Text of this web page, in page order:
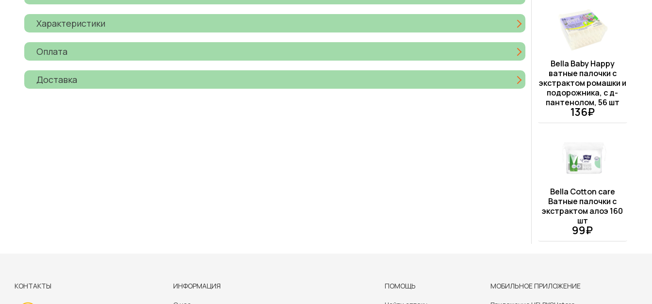
Характеристики
Оплата
Доставка
Bella Baby Happy
ватные палочки с
экстрактом ромашки и
подорожника, с д-
пантенолом, 56 шт
136₽
Bella Cotton care
Ватные палочки с
экстрактом алоэ 160
шт
99₽
КОНТАКТЫ ИНФОРМАЦИЯ ПОМОЩЬ МОБИЛЬНОЕ ПРИЛОЖЕНИЕ